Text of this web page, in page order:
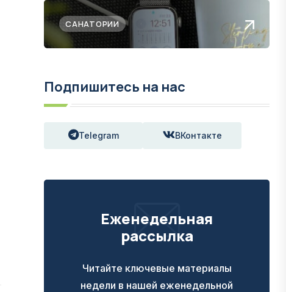
САНАТОРИИ
Подпишитесь на нас
Telegram ВКонтакте
Еженедельная
рассылка
Читайте ключевые материалы
недели в нашей еженедельной